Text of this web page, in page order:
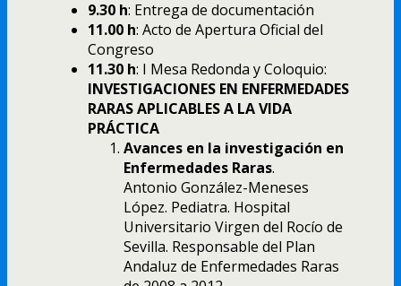
9.30 h: Entrega de documentación
11.00 h: Acto de Apertura Oficial del
Congreso
11.30 h: I Mesa Redonda y Coloquio:
INVESTIGACIONES EN ENFERMEDADES
RARAS APLICABLES A LA VIDA
PRÁCTICA
Avances en la investigación en
Enfermedades Raras.
Antonio González-Meneses
López. Pediatra. Hospital
Universitario Virgen del Rocío de
Sevilla. Responsable del Plan
Andaluz de Enfermedades Raras